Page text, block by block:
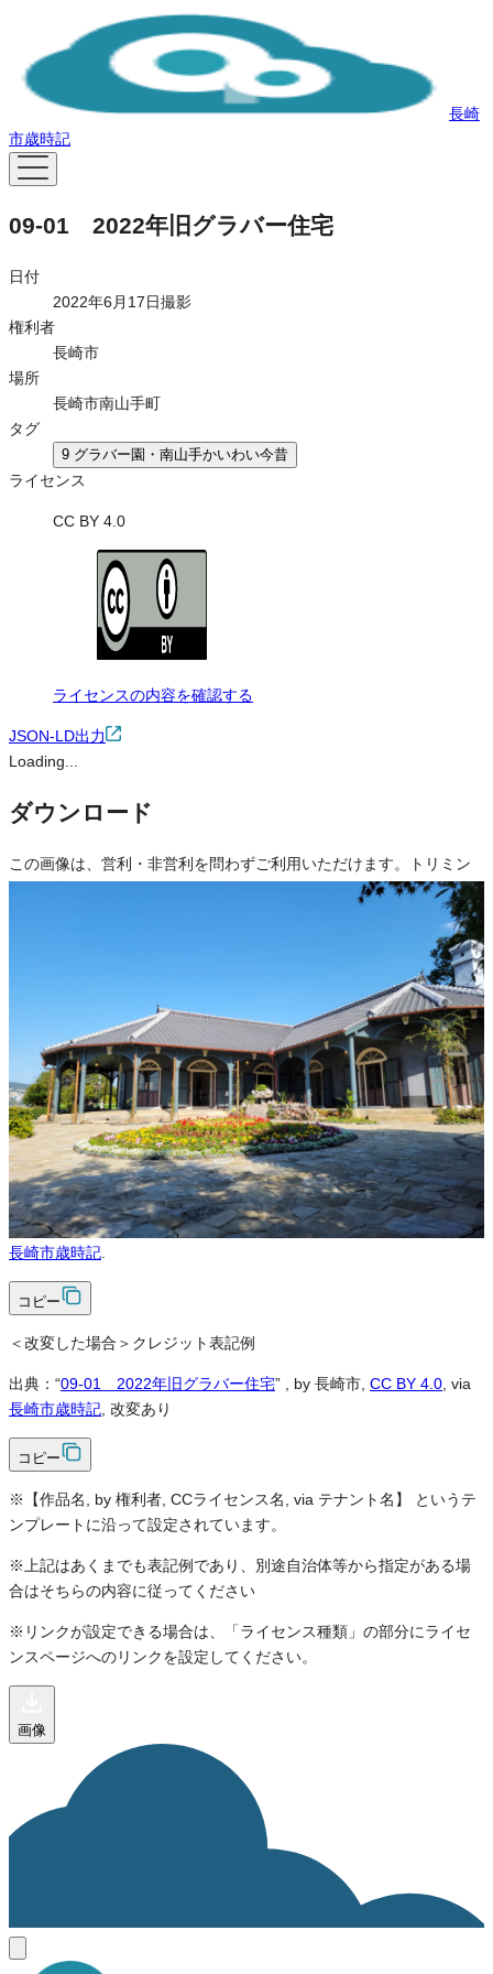
長崎
市歳時記
09-01 2022年旧グラバー住宅
日付
2022年6月17日撮影
権利者
長崎市
場所
長崎市南山手町
タグ
9 グラバー園・南山手かいわい今昔
ライセンス
CC BY 4.0
ライセンスの内容を確認する
JSON-LD出力
Loading...
ダウンロード
この画像は、営利・非営利を問わずご利用いただけます。トリミン
グ・色変更などの改変も可能です。クレジット表記は必須です。
可
クレジット表記
必須
クレジット表記例
出典：“09-01 2022年旧グラバー住宅”, by 長崎市,CC BY 4.0
, via
長崎市歳時記
コピー
＜改変した場合＞クレジット表記例
出典：“09-01 2022年旧グラバー住宅” , by 長崎市, CC BY 4.0 , via
長崎市歳時記 , 改変あり
コピー
※【作品名, by 権利者, CCライセンス名, via テナント名】 というテ
ンプレートに沿って設定されています。
※上記はあくまでも表記例であり、別途自治体等から指定がある場
合はそちらの内容に従ってください
※リンクが設定できる場合は、「ライセンス種類」の部分にライセ
ンスページへのリンクを設定してください。
画像